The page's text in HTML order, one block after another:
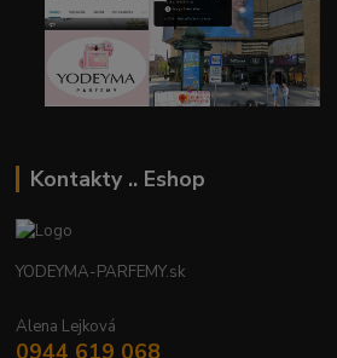
Kontakty .. Eshop
YODEYMA-PARFEMY.sk
Alena Lejková